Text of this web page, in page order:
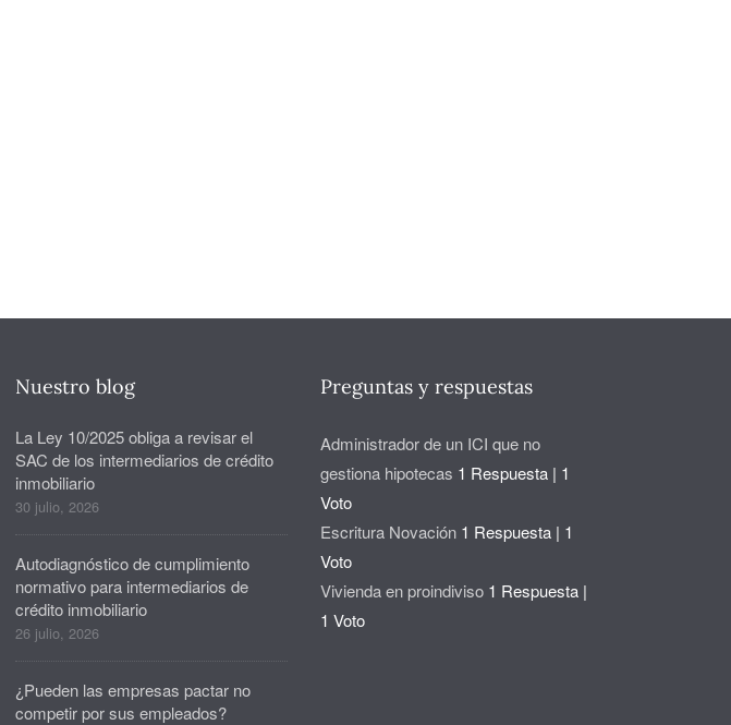
Nuestro blog
La Ley 10/2025 obliga a revisar el
SAC de los intermediarios de crédito
inmobiliario
30 julio, 2026
Autodiagnóstico de cumplimiento
normativo para intermediarios de
crédito inmobiliario
26 julio, 2026
¿Pueden las empresas pactar no
competir por sus empleados?
Preguntas y respuestas
Administrador de un ICI que no
gestiona hipotecas 1 Respuesta | 1
Voto
Escritura Novación 1 Respuesta | 1
Voto
Vivienda en proindiviso 1 Respuesta |
1 Voto